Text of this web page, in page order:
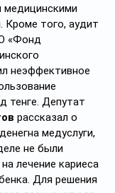
медицинскими
Кроме того, аудит
«Фонд
неэффективное
тенге. Депутат
рассказал о
медуслуги,
не были
лечение кариеса
Для решения